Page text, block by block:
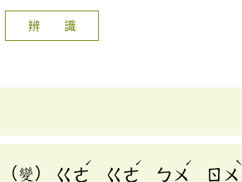
辨 識
（變） ㄍㄜ
ˊ
ㄍㄜ
ˊ
ㄅㄨ
ˊ
ㄖㄨ
ˋ